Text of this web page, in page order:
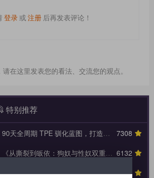
登录或注册 后再发表评论！
在这里发表您的看法、交流您的观点。
特别推荐
7308
周期 TPE 驯化蓝图，打造永不背叛的K6性奴归宿
6132
：狗奴与性奴双重身份转换的权力美学》90天全周期身份转换训练日志模板
5443
反馈动态控制系统（附中度羞辱的3大安全底线）